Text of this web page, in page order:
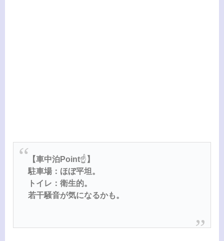
【車中泊Point☝️ 】
駐車場：ほぼ平坦。
トイレ：衛生的。
若干騒音が気になるかも。